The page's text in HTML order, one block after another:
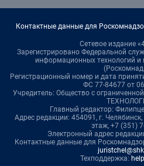
Контактные данные для
Сетевое издание
Зарегистрировано Федеральной
информационных технологий
Регистрационный номер и дата
ФС 77-84677 от
Учредитель: Общество с
Главный редактор:
Адрес редакции: 454091, г.
этаж, +7 (351)
Электронный адрес
Контактные данные для
Техподдержка: